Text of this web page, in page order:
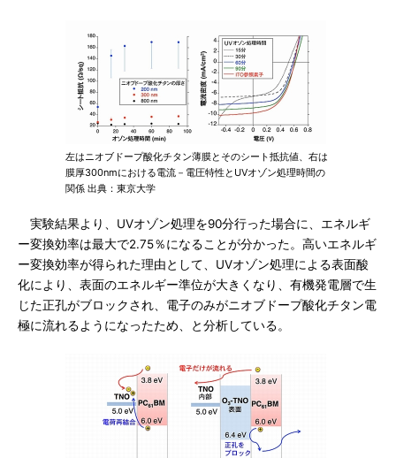
左はニオブドープ酸化チタン薄膜とそのシート抵抗値、右は
膜厚300nmにおける電流－電圧特性とUVオゾン処理時間の
関係 出典：東京大学
実験結果より、UVオゾン処理を90分行った場合に、エネルギ
ー変換効率は最大で2.75％になることが分かった。高いエネルギ
ー変換効率が得られた理由として、UVオゾン処理による表面酸
化により、表面のエネルギー準位が大きくなり、有機発電層で生
じた正孔がブロックされ、電子のみがニオブドープ酸化チタン電
極に流れるようになったため、と分析している。